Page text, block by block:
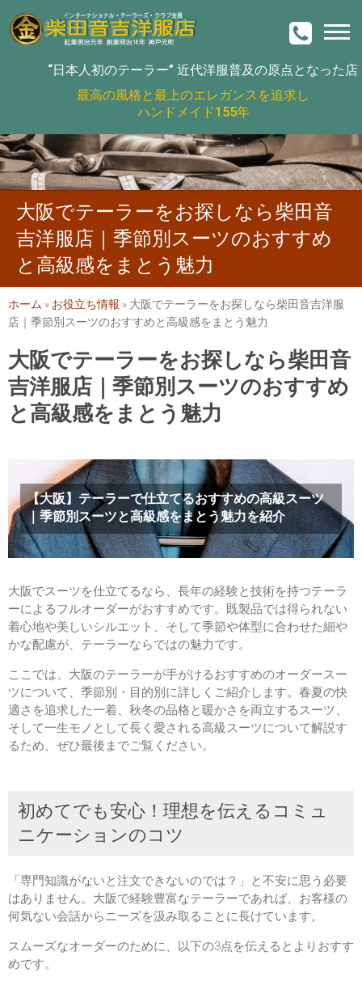
“日本人初のテーラー” 近代洋服普及の原点となった店
最高の風格と最上のエレガンスを追求し
ハンドメイド155年
大阪でテーラーをお探しなら柴田音
吉洋服店｜季節別スーツのおすすめ
と高級感をまとう魅力
ホーム » お役立ち情報 » 大阪でテーラーをお探しなら柴田音吉洋服
店｜季節別スーツのおすすめと高級感をまとう魅力
大阪でテーラーをお探しなら柴田音
吉洋服店｜季節別スーツのおすすめ
と高級感をまとう魅力
【大阪】テーラーで仕立てるおすすめの高級スーツ
｜季節別スーツと高級感をまとう魅力を紹介
大阪でスーツを仕立てるなら、長年の経験と技術を持つテーラ
ーによるフルオーダーがおすすめです。既製品では得られない
着心地や美しいシルエット、そして季節や体型に合わせた細や
かな配慮が、テーラーならではの魅力です。
ここでは、大阪のテーラーが手がけるおすすめのオーダースー
ツについて、季節別・目的別に詳しくご紹介します。春夏の快
適さを追求した一着、秋冬の品格と暖かさを両立するスーツ、
そして一生モノとして長く愛される高級スーツについて解説す
るため、ぜひ最後までご覧ください。
初めてでも安心！理想を伝えるコミュ
ニケーションのコツ
「専門知識がないと注文できないのでは？」と不安に思う必要
はありません。大阪で経験豊富なテーラーであれば、お客様の
何気ない会話からニーズを汲み取ることに長けています。
スムーズなオーダーのために、以下の3点を伝えるとよりおすす
めです。